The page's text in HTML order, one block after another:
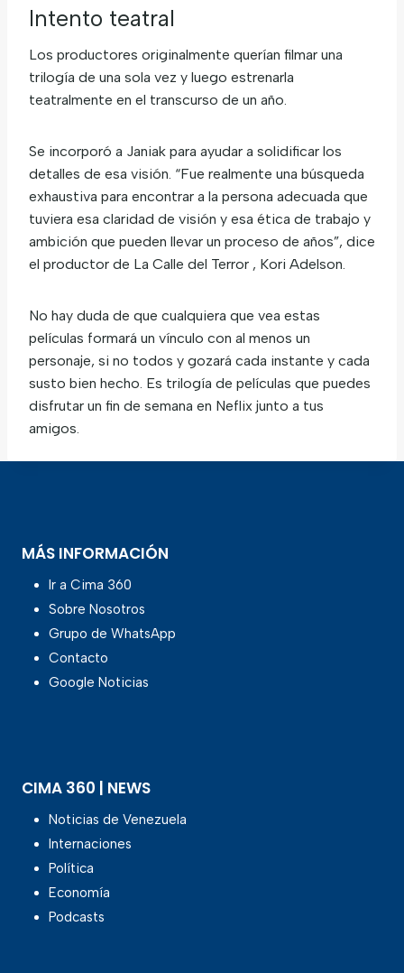
Intento teatral
Los productores originalmente querían filmar una
trilogía de una sola vez y luego estrenarla
teatralmente en el transcurso de un año.
Se incorporó a Janiak para ayudar a solidificar los
detalles de esa visión. “Fue realmente una búsqueda
exhaustiva para encontrar a la persona adecuada que
tuviera esa claridad de visión y esa ética de trabajo y
ambición que pueden llevar un proceso de años”, dice
el productor de La Calle del Terror , Kori Adelson.
No hay duda de que cualquiera que vea estas
películas formará un vínculo con al menos un
personaje, si no todos y gozará cada instante y cada
susto bien hecho. Es trilogía de películas que puedes
disfrutar un fin de semana en Neflix junto a tus
amigos.
MÁS INFORMACIÓN
Ir a Cima 360
Sobre Nosotros
Grupo de WhatsApp
Contacto
Google Noticias
CIMA 360 | NEWS
Noticias de Venezuela
Internaciones
Política
Economía
Podcasts